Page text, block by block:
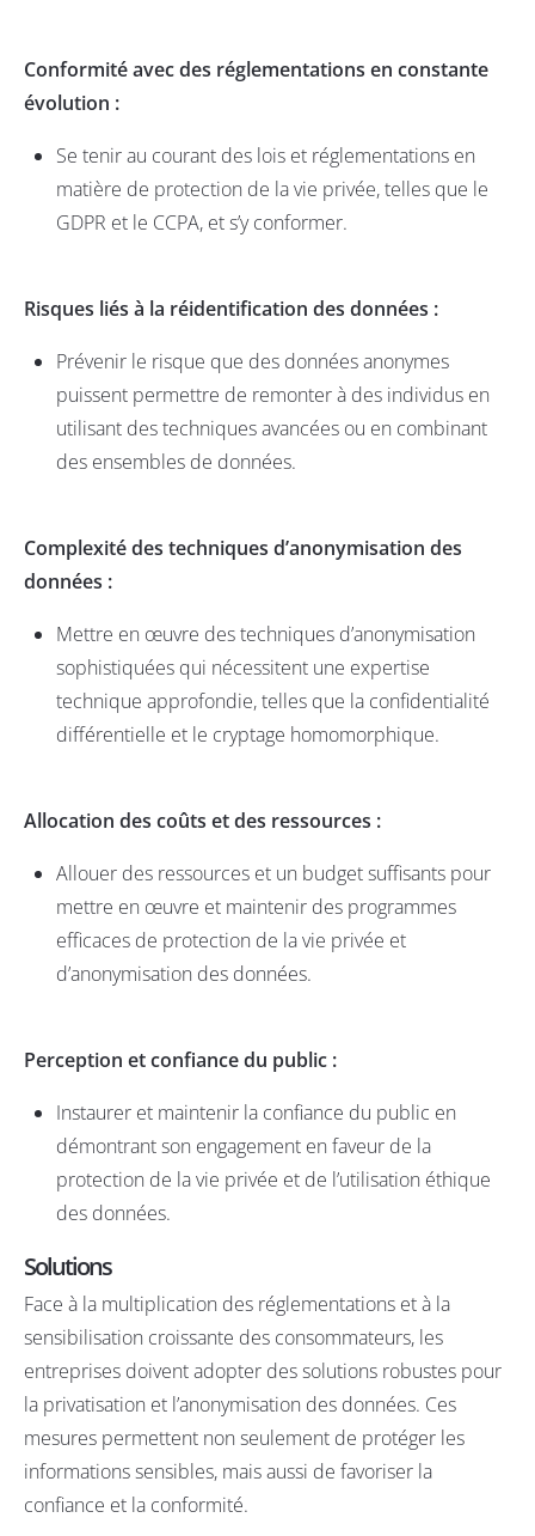
Conformité avec des réglementations en constante
évolution :
Se tenir au courant des lois et réglementations en
matière de protection de la vie privée, telles que le
GDPR et le CCPA, et s’y conformer.
Risques liés à la réidentification des données :
Prévenir le risque que des données anonymes
puissent permettre de remonter à des individus en
utilisant des techniques avancées ou en combinant
des ensembles de données.
Complexité des techniques d’anonymisation des
données :
Mettre en œuvre des techniques d’anonymisation
sophistiquées qui nécessitent une expertise
technique approfondie, telles que la confidentialité
différentielle et le cryptage homomorphique.
Allocation des coûts et des ressources :
Allouer des ressources et un budget suffisants pour
mettre en œuvre et maintenir des programmes
efficaces de protection de la vie privée et
d’anonymisation des données.
Perception et confiance du public :
Instaurer et maintenir la confiance du public en
démontrant son engagement en faveur de la
protection de la vie privée et de l’utilisation éthique
des données.
Solutions
Face à la multiplication des réglementations et à la
sensibilisation croissante des consommateurs, les
entreprises doivent adopter des solutions robustes pour
la privatisation et l’anonymisation des données. Ces
mesures permettent non seulement de protéger les
informations sensibles, mais aussi de favoriser la
confiance et la conformité.